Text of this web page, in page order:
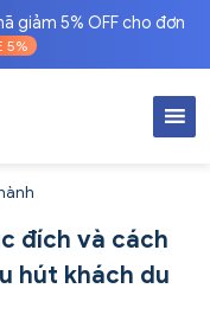
giảm 5% OFF cho đơn
5%
đích và cách
hút khách du